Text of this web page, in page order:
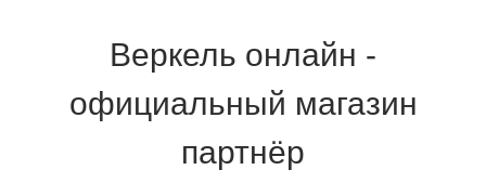
Веркель онлайн -
официальный магазин
партнёр